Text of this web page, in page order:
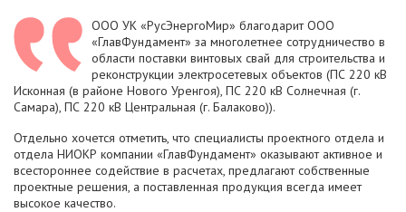
ООО УК «РусЭнергоМир» благодарит ООО
«ГлавФундамент» за многолетнее сотрудничество в
области поставки винтовых свай для строительства и
реконструкции электросетевых объектов (ПС 220 кВ
Исконная (в районе Нового Уренгоя), ПС 220 кВ Солнечная (г.
Самара), ПС 220 кВ Центральная (г. Балаково)).
Отдельно хочется отметить, что специалисты проектного отдела и
отдела НИОКР компании «ГлавФундамент» оказывают активное и
всестороннее содействие в расчетах, предлагают собственные
проектные решения, а поставленная продукция всегда имеет
высокое качество.